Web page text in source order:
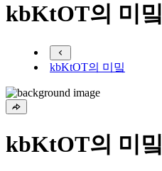
kbKtOT의 미밐
kbKtOT의 미밐
kbKtOT의 미밐